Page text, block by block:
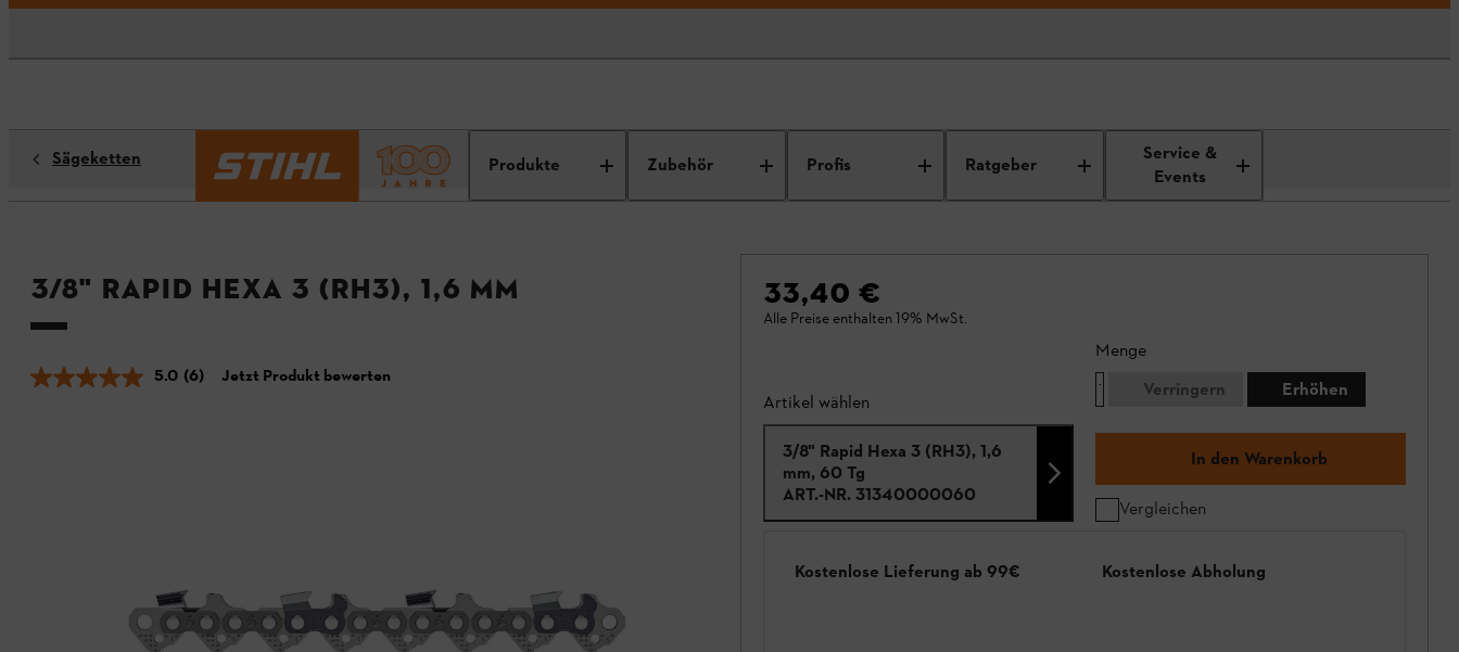
Produkte Zubehör Profis Ratgeber
Service &
Events
Sägeketten
3/8" Rapid Hexa 3 (RH3), 1,6 mm
5.0 (6) Jetzt Produkt bewerten
33,40 €
Alle Preise enthalten 19% MwSt.
Artikel wählen
3/8" Rapid Hexa 3 (RH3), 1,6
mm, 60 Tg
ART.-NR. 31340000060
Menge
Verringern
Erhöhen
In den Warenkorb
Vergleichen
Kostenlose Lieferung ab 99€ Kostenlose Abholung